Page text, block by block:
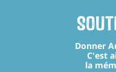
Donner
C'est
la